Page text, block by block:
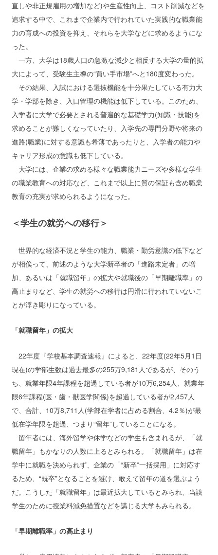
直しや非正規雇用の増加など)や生産性向上、コスト削減などを
追求する中で、これまで企業内で行われていた実践的な職業能
力の育成への投資を抑え、それらを大学などに求めるようにな
った。
一方、大学は18歳人口の急激な減少と相反する大学の量的拡
大によって、受験生主導の“買い手市場”へと180度変わった。
その結果、入試における選抜機能を十分果たしている有力大
学・学部を除き、入口管理の機能は低下している。このため、
入学者に大学で必要とされる普遍的な基礎学力(知識・技能)を
求めることが難しくなっていたり、入学先の専門分野や将来の
進路(職業)に対する意識も希薄であったりと、入学者の能力や
キャリア形成の意識も低下している。
大学には、企業の求める様々な職業能力ニーズや多様な学生
の職業教育への対応など、これまで以上に質の保証も含め職業
教育の充実が求められるようになった。
＜学生の就労への移行＞
世界的な経済不況と学生の能力、職業・勤労意識の低下など
が相俟って、前述のような大学新卒者の「進路未定者」の増
加、あるいは「就職留年」の拡大や就職後の「早期離職率」の
高止まりなど、学生の就労への移行は円滑に行われていないこ
とが浮き彫りになっている。
「就職留年」の拡大
22年度『学校基本調査速報』によると、22年度(22年5月1日
現在)の学部生数は過去最多の255万9,181人であるが、そのう
ち、就業年限4年課程を超過している者が10万6,254人、就業年
限6年課程(医・歯・獣医学関係)を超過している者が2,457人
で、合計、10万8,711人(学部在学者に占める割合、4.2％)が最
低在学年限を超過、つまり“留年”していることになる。
留年者には、海外留学や休学などの学生も含まれるが、「就
職留年」もかなりの人数に上るとみられる。「就職留年」は在
学中に就職を決められず、企業の「“新卒”一括採用」に対応す
るため、“既卒”となることを避け、敢えて留年の道を選ぶよう
だ。こうした「就職留年」は最近拡大しているとみられ、当該
学生のために授業料減免措置などを講じる大学もみられる。
「早期離職率」の高止まり